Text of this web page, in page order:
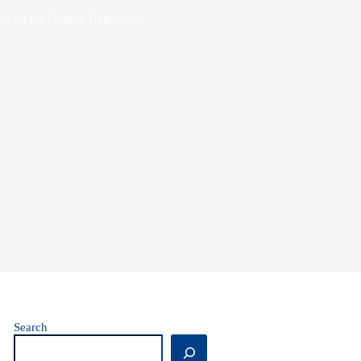
Search